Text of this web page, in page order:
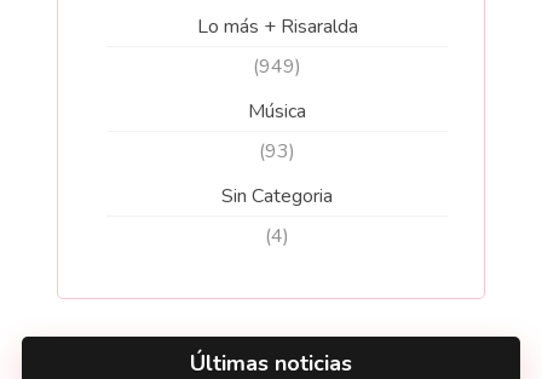
Lo más + Risaralda
(949)
Música
(93)
Sin Categoria
(4)
Últimas noticias